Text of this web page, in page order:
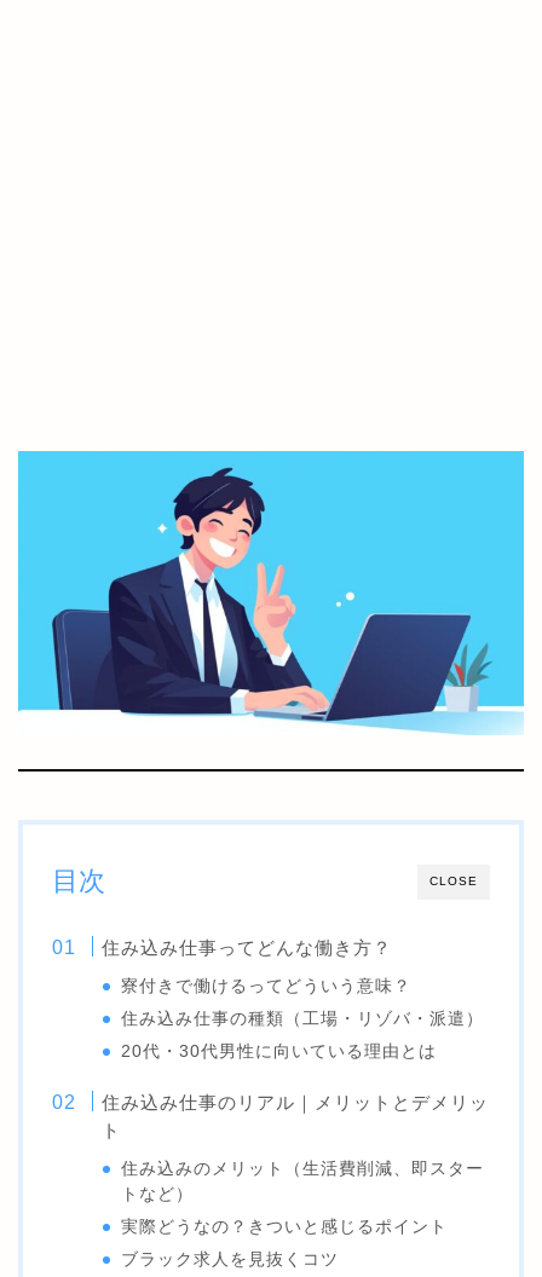
CLOSE
目次
住み込み仕事ってどんな働き方？
寮付きで働けるってどういう意味？
住み込み仕事の種類（工場・リゾバ・派遣）
20代・30代男性に向いている理由とは
住み込み仕事のリアル｜メリットとデメリッ
ト
住み込みのメリット（生活費削減、即スター
トなど）
実際どうなの？きついと感じるポイント
ブラック求人を見抜くコツ